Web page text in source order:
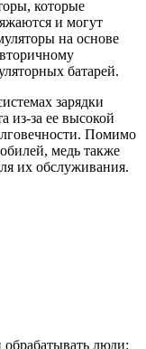
которые
и могут
на основе
батарей.
зарядки
из-за ее высокой
Помимо
медь также
их обслуживания.
люди: